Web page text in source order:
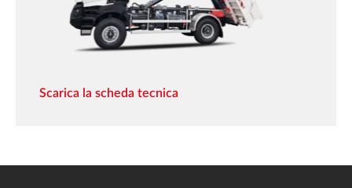
Scarica la scheda tecnica